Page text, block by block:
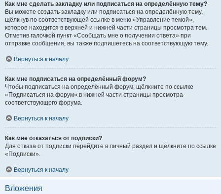
Как мне сделать закладку или подписаться на определённую тему?
Вы можете создать закладку или подписаться на определённую тему,
щёлкнув по соответствующей ссылке в меню «Управление темой»,
которое находится в верхней и нижней части страницы просмотра тем.
Отметив галочкой пункт «Сообщать мне о получении ответа» при
отправке сообщения, вы также подпишетесь на соответствующую тему.
Вернуться к началу
Как мне подписаться на определённый форум?
Чтобы подписаться на определённый форум, щёлкните по ссылке
«Подписаться на форум» в нижней части страницы просмотра
соответствующего форума.
Вернуться к началу
Как мне отказаться от подписки?
Для отказа от подписки перейдите в личный раздел и щёлкните по ссылке
«Подписки».
Вернуться к началу
Вложения